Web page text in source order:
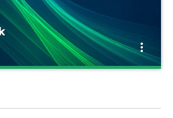
more_vert
glazbene hitove između emisija.
lagane ritmove, domaće i strane